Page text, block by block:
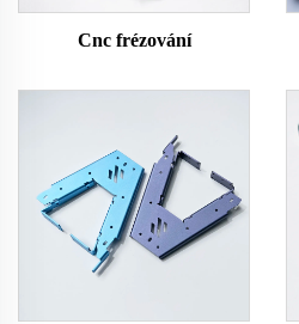
Cnc frézování